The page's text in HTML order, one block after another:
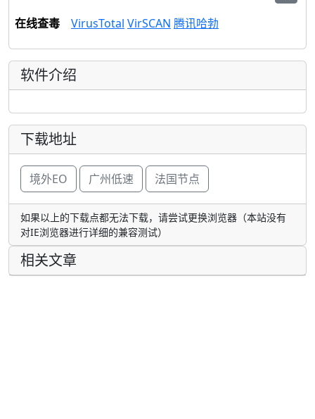
在线查毒 VirusTotal VirSCAN 腾讯哈勃
软件介绍
下载地址
境外EO 广州低速 法国节点
如果以上的下载点都无法下载，请尝试更换浏览器（本站没有
对IE浏览器进行详细的兼容测试）
相关文章